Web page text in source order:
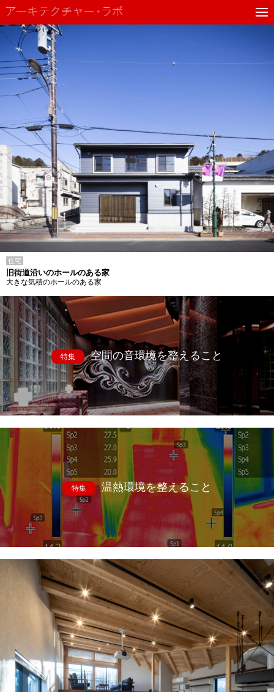
住宅
旧街道沿いのホールのある家
大きな気積のホールのある家
特集 空間の音環境を整えること
特集 温熱環境を整えること